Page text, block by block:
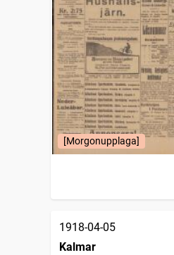
[Morgonupplaga]
1918-04-05
Kalmar